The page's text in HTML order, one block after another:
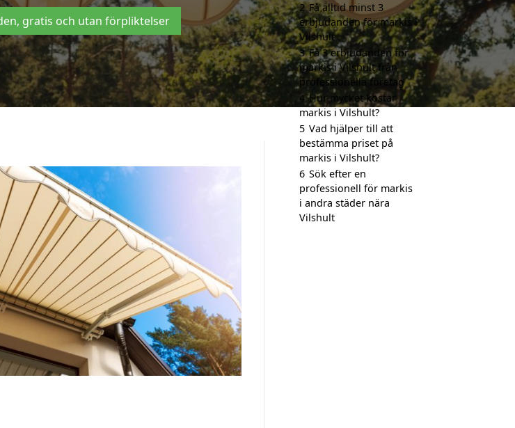
gratis och utan förpliktelser
2 Få alltid minst 3
erbjudanden för markis i
Vilshult
3 Få 3 erbjudanden för
markis i Vilshult från
professionella företag
4 Hur mycket kostar
markis i Vilshult?
5 Vad hjälper till att
bestämma priset på
markis i Vilshult?
6 Sök efter en
professionell för markis
i andra städer nära
Vilshult